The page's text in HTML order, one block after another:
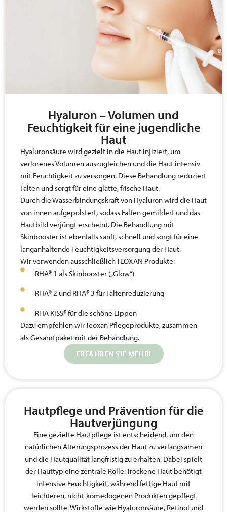
Hyaluron – Volumen und
Feuchtigkeit für eine jugendliche
Haut
Hyaluronsäure wird gezielt in die Haut injiziert, um
verlorenes Volumen auszugleichen und die Haut intensiv
mit Feuchtigkeit zu versorgen. Diese Behandlung reduziert
Falten und sorgt für eine glatte, frische Haut.
Durch die Wasserbindungskraft von Hyaluron wird die Haut
von innen aufgepolstert, sodass Falten gemildert und das
Hautbild verjüngt erscheint. Die Behandlung mit
Skinbooster ist ebenfalls sanft, schnell und sorgt für eine
langanhaltende Feuchtigkeitsversorgung der Haut.
Wir verwenden ausschließlich TEOXAN Produkte:
RHA® 1 als Skinbooster („Glow“)
RHA® 2 und RHA® 3 für Faltenreduzierung
RHA KISS® für die schöne Lippen
Dazu empfehlen wir Teoxan Pflegeprodukte, zusammen
als Gesamtpaket mit der Behandlung.
ERFAHREN SIE MEHR!
Hautpflege und Prävention für die
Hautverjüngung
Eine gezielte Hautpflege ist entscheidend, um den
natürlichen Alterungsprozess der Haut zu verlangsamen
und die Hautqualität langfristig zu erhalten. Dabei spielt
der Hauttyp eine zentrale Rolle: Trockene Haut benötigt
intensive Feuchtigkeit, während fettige Haut mit
leichteren, nicht-komedogenen Produkten gepflegt
werden sollte. Wirkstoffe wie Hyaluronsäure, Retinol und